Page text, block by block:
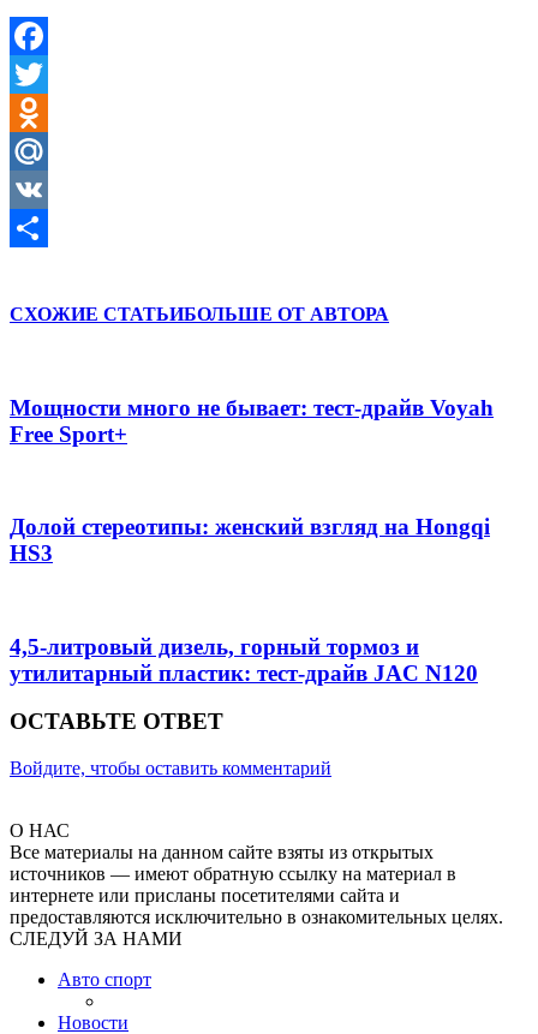
Facebook
Twitter
Odnoklassniki
Mail.Ru
VK
СХОЖИЕ СТАТЬИБОЛЬШЕ ОТ АВТОРА
Мощности много не бывает: тест-драйв Voyah
Free Sport+
Долой стереотипы: женский взгляд на Hongqi
HS3
4,5-литровый дизель, горный тормоз и
утилитарный пластик: тест-драйв JAC N120
ОСТАВЬТЕ ОТВЕТ
Войдите, чтобы оставить комментарий
О НАС
Все материалы на данном сайте взяты из открытых
источников — имеют обратную ссылку на материал в
интернете или присланы посетителями сайта и
предоставляются исключительно в ознакомительных целях.
СЛЕДУЙ ЗА НАМИ
Авто спорт
Новости